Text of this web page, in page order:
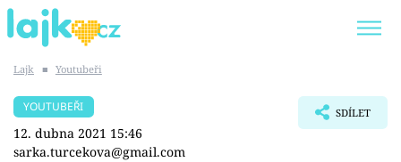
SHOPAHOLICADEL
Lajk ■ Youtubeři
YOUTUBEŘI
12. dubna 2021 15:46
sarka.turcekova@gmail.com
SDÍLET